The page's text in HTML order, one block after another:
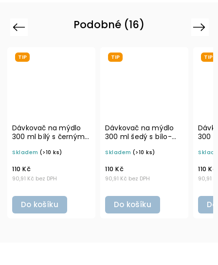
Podobné (16)
Previous
TIP
Dávkovač na mýdlo
300 ml šedý s bílo-
BELA
Skladem (>10 ks)
90,91 Kč bez DPH
110 Kč
Do košíku
TIP
Dávkovač na mýdlo
300 ml šedý s černou
Skladem (>10 ks)
90,91 Kč bez DPH
110 Kč
Do košíku
TIP
300
BELA
90,91
110
Next